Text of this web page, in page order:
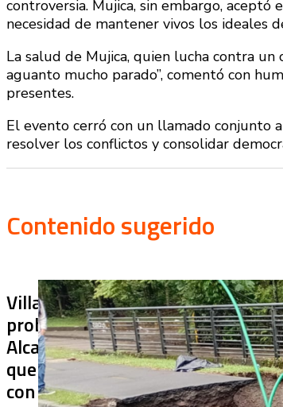
controversia. Mujica, sin embargo,
necesidad de mantener vivos los ideales
La salud de Mujica, quien lucha contra un
aguanto mucho parado”, comentó con
presentes.
El evento cerró con un llamado conjunto
resolver los conflictos y consolidar
Contenido sugerido
Villa Julia no puede tapar el
problema: ¿qué hará la
Alcaldía con los puentes
que ya colapsaron y siguen
con soluciones temporales?